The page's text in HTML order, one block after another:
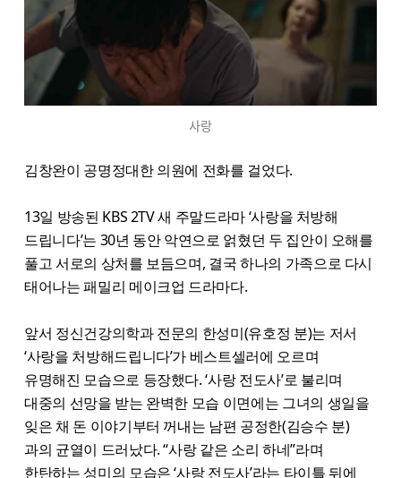
사랑
김창완이 공명정대한 의원에 전화를 걸었다.
13일 방송된 KBS 2TV 새 주말드라마 ‘사랑을 처방해
드립니다’는 30년 동안 악연으로 얽혔던 두 집안이 오해를
풀고 서로의 상처를 보듬으며, 결국 하나의 가족으로 다시
태어나는 패밀리 메이크업 드라마다.
앞서 정신건강의학과 전문의 한성미(유호정 분)는 저서
‘사랑을 처방해드립니다’가 베스트셀러에 오르며
유명해진 모습으로 등장했다. ‘사랑 전도사’로 불리며
대중의 선망을 받는 완벽한 모습 이면에는 그녀의 생일을
잊은 채 돈 이야기부터 꺼내는 남편 공정한(김승수 분)
과의 균열이 드러났다. “사랑 같은 소리 하네”라며
한탄하는 성미의 모습은 ‘사랑 전도사’라는 타이틀 뒤에